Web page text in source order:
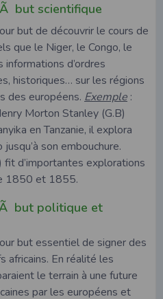
but scientifique
but de découvrir le cours de
que le Niger, le Congo, le
informations d’ordres
historiques… sur les régions
des européens. Exemple :
Morton Stanley (G.B)
en Tanzanie, il explora
son embouchure.
d’importantes explorations
1850 et 1855.
but politique et
but essentiel de signer des
africains. En réalité les
le terrain à une future
par les européens et